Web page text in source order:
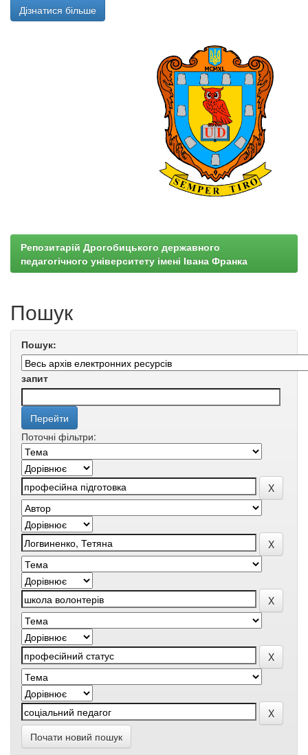
Дізнатися більше
Репозитарій Дрогобицького державного
педагогічного університету імені Івана Франка
Пошук
Пошук:
запит
Поточні фільтри:
Почати новий пошук